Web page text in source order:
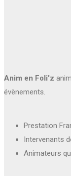
Anim en Foli'z
évènements.
Prestation
Intervenants
Animateurs